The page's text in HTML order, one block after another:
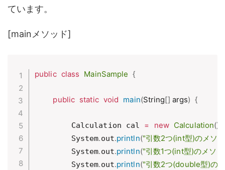
ています。
[mainメソッド]
public class MainSample {
public static void main(String[] args) {
        Calculation cal
= new Calculation()
        System
.out.println("引数2つ(int型)のメソ
        System
.out.println("引数1つ(int型)のメソ
        System
.out.println("引数2つ(double型)の